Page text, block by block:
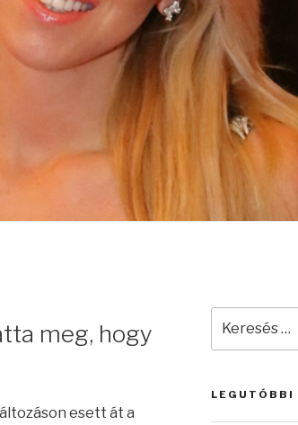
meg, hogy
esett át a
következő
LEGUTÓBBI